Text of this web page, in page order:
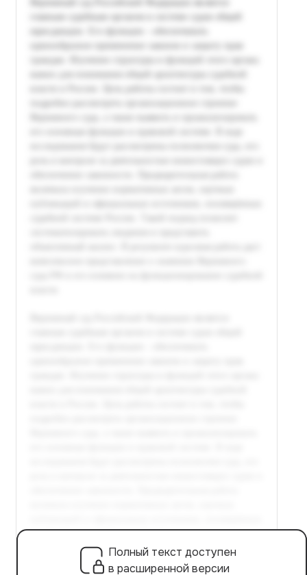
Полный текст доступен
в расширенной версии